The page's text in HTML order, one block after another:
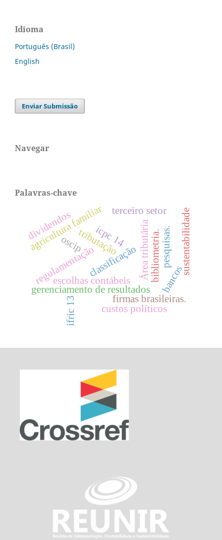
Idioma
Português (Brasil)
English
Enviar Submissão
Navegar
Palavras-chave
classificaçãoÁrea tributária
tributação
gerenciamento de resultados
firmas brasileiras.
agricultura familiar
bibliometria. bancos
regulamentação pesquisas.
terceiro setor
oscip sustentabilidade
custos políticos
ifric 13
escolhas contábeis
icpc 14
dividendos